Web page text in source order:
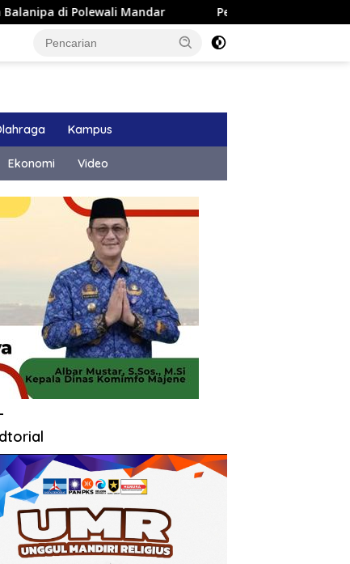
Mandar Pemkab Majene Terapkan Sistem
Kampus
Ekonomi Video